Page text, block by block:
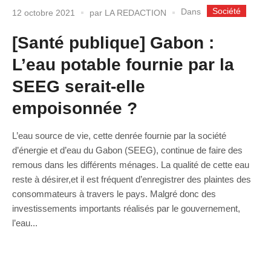
12 octobre 2021 par LA REDACTION Dans Société
[Santé publique] Gabon :
L’eau potable fournie par la
SEEG serait-elle
empoisonnée ?
L’eau source de vie, cette denrée fournie par la société
d’énergie et d’eau du Gabon (SEEG), continue de faire des
remous dans les différents ménages. La qualité de cette eau
reste à désirer,et il est fréquent d’enregistrer des plaintes des
consommateurs à travers le pays. Malgré donc des
investissements importants réalisés par le gouvernement,
l’eau...